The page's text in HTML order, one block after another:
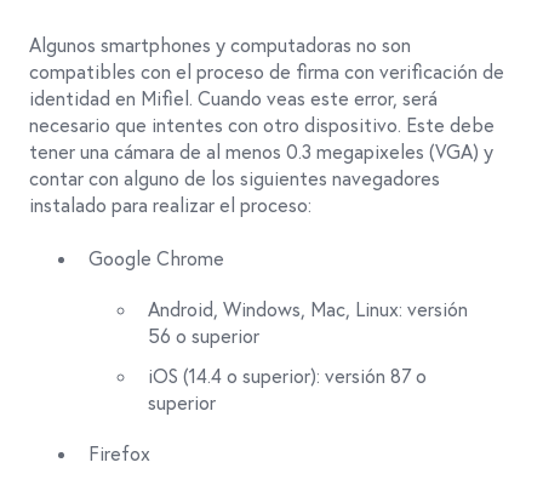
Algunos smartphones y computadoras no son
compatibles con el proceso de firma con verificación de
identidad en Mifiel. Cuando veas este error, será
necesario que intentes con otro dispositivo. Este debe
tener una cámara de al menos 0.3 megapixeles (VGA) y
contar con alguno de los siguientes navegadores
instalado para realizar el proceso:
Google Chrome
Android, Windows, Mac, Linux: versión
56 o superior
iOS (14.4 o superior): versión 87 o
superior
Firefox